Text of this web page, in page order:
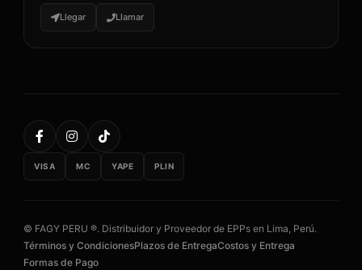
Llegar Llamar
VISA MC YAPE PLIN
© FAGY PERU ®. Distribuidor y Proveedor de EPPs en Lima, Perú.
Términos y CondicionesPlazos de EntregaCostos y Entrega
Formas de Pago